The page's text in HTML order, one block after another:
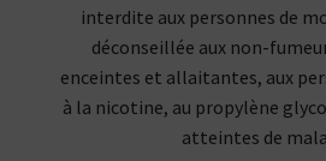
interdite aux personnes de
déconseillée aux non-
enceintes et allaitantes, aux
à la nicotine, au propylène
atteintes de